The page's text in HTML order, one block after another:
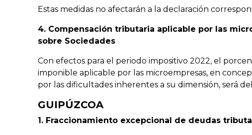
Estas medidas no afectarán a la declaración
4. Compensación tributaria aplicable por las
sobre Sociedades
Con efectos para el periodo impositivo 2022, el
imponible aplicable por las microempresas, en
por las dificultades inherentes a su dimensión, será
GUIPÚZCOA
1. Fraccionamiento excepcional de deudas